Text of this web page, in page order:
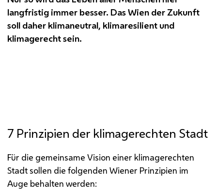
langfristig immer besser. Das Wien der Zukunft
soll daher klimaneutral, klimaresilient und
klimagerecht sein.
7 Prinzipien der klimagerechten Stadt
Für die gemeinsame Vision einer klimagerechten
Stadt sollen die folgenden Wiener Prinzipien im
Auge behalten werden: